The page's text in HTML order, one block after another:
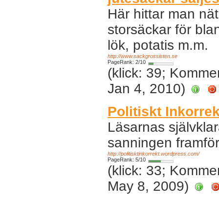
Här hittar man
storsäckar för
lök, potatis m.m.
http://www.sackgrossisten.se
PageRank: 2/10
(klick: 39;
Jan 4, 2010)
Politiskt
Läsarnas
sanningen
http://politisktinkorrekt.wordpress.com/
PageRank: 5/10
(klick: 33;
May 8, 2009)